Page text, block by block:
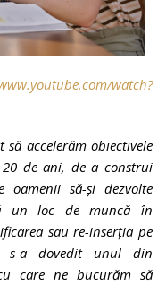
watch?
să accelerăm obiectivele
de ani, de a construi
oamenii să-și dezvolte
un loc de muncă în
sau re-inserția pe
s-a dovedit unul din
care ne bucurăm să